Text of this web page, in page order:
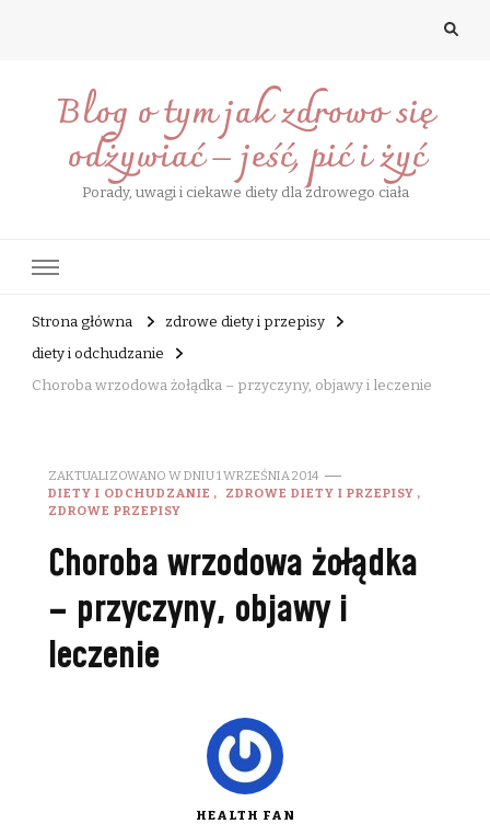
Blog o tym jak zdrowo się
odżywiać – jeść, pić i żyć
Porady, uwagi i ciekawe diety dla zdrowego ciała
Strona główna
zdrowe diety i przepisy
diety i odchudzanie
Choroba wrzodowa żołądka – przyczyny, objawy i leczenie
ZAKTUALIZOWANO W DNIU1 WRZEŚNIA 2014
DIETY I ODCHUDZANIE
ZDROWE DIETY I PRZEPISY
ZDROWE PRZEPISY
Choroba wrzodowa żołądka
– przyczyny, objawy i
leczenie
HEALTH FAN